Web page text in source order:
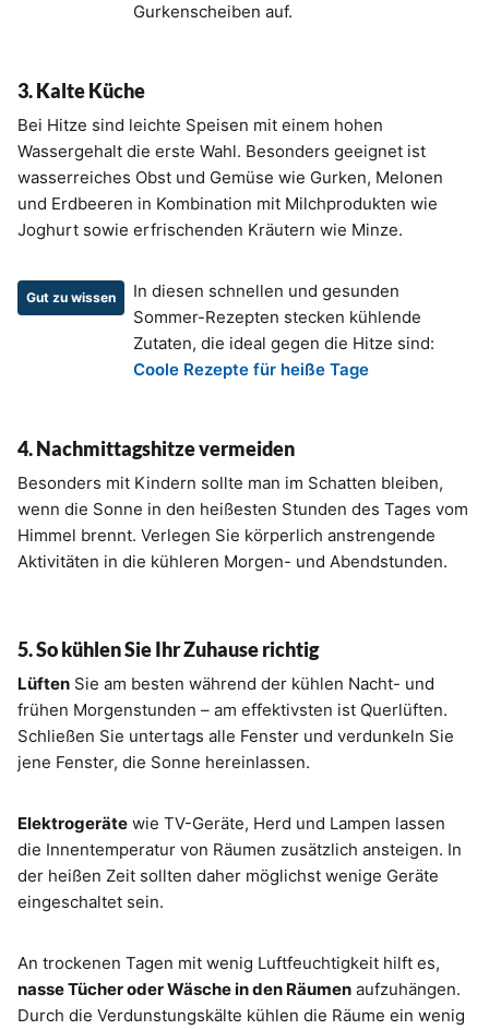
Gurkenscheiben auf.
3. Kalte Küche
Bei Hitze sind leichte Speisen mit einem hohen
Wassergehalt die erste Wahl. Besonders geeignet ist
wasserreiches Obst und Gemüse wie Gurken, Melonen
und Erdbeeren in Kombination mit Milchprodukten wie
Joghurt sowie erfrischenden Kräutern wie Minze.
Gut zu wissen
In diesen schnellen und gesunden
Sommer-Rezepten stecken kühlende
Zutaten, die ideal gegen die Hitze sind:
Coole Rezepte für heiße Tage
4. Nachmittagshitze vermeiden
Besonders mit Kindern sollte man im Schatten bleiben,
wenn die Sonne in den heißesten Stunden des Tages vom
Himmel brennt. Verlegen Sie körperlich anstrengende
Aktivitäten in die kühleren Morgen- und Abendstunden.
5. So kühlen Sie Ihr Zuhause richtig
Lüften Sie am besten während der kühlen Nacht- und
frühen Morgenstunden – am effektivsten ist Querlüften.
Schließen Sie untertags alle Fenster und verdunkeln Sie
jene Fenster, die Sonne hereinlassen.
Elektrogeräte wie TV-Geräte, Herd und Lampen lassen
die Innentemperatur von Räumen zusätzlich ansteigen. In
der heißen Zeit sollten daher möglichst wenige Geräte
eingeschaltet sein.
An trockenen Tagen mit wenig Luftfeuchtigkeit hilft es,
nasse Tücher oder Wäsche in den Räumen aufzuhängen.
Durch die Verdunstungskälte kühlen die Räume ein wenig